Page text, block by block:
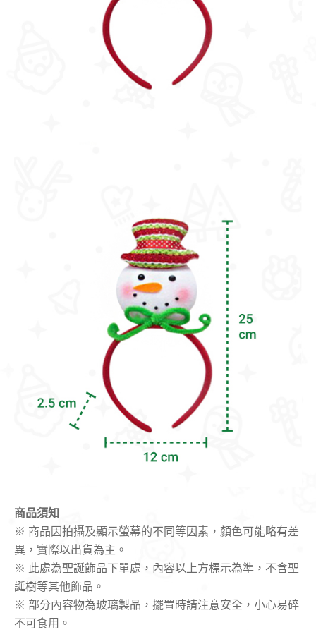
商品須知
※ 商品因拍攝及顯示螢幕的不同等因素，顏色可能略有差
異，實際以出貨為主。
※ 此處為聖誕飾品下單處，內容以上方標示為準，不含聖
誕樹等其他飾品。
※ 部分內容物為玻璃製品，擺置時請注意安全，小心易碎
不可食用。